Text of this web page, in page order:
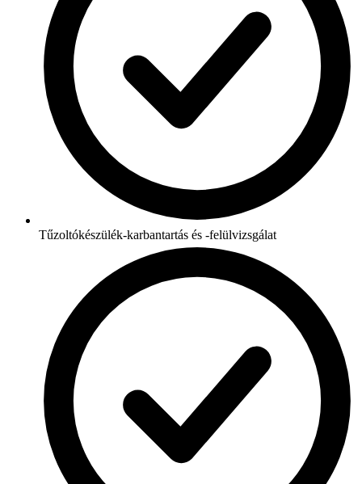
Tűzoltókészülék-karbantartás és -felülvizsgálat